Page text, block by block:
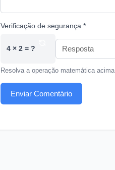
Verificação de segurança *
4 × 2 = ?
Resolva a operação matemática acima
Enviar Comentário